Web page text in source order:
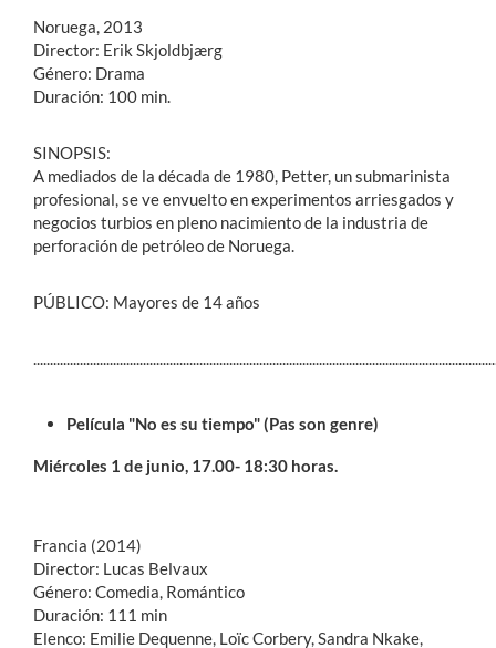
Noruega, 2013
Director: Erik Skjoldbjærg
Género: Drama
Duración: 100 min.
SINOPSIS:
A mediados de la década de 1980, Petter, un submarinista
profesional, se ve envuelto en experimentos arriesgados y
negocios turbios en pleno nacimiento de la industria de
perforación de petróleo de Noruega.
PÚBLICO: Mayores de 14 años
Película "No es su tiempo" (Pas son genre)
Miércoles 1 de junio, 17.00- 18:30 horas.
Francia (2014)
Director: Lucas Belvaux
Género: Comedia, Romántico
Duración: 111 min
Elenco: Emilie Dequenne, Loïc Corbery, Sandra Nkake,